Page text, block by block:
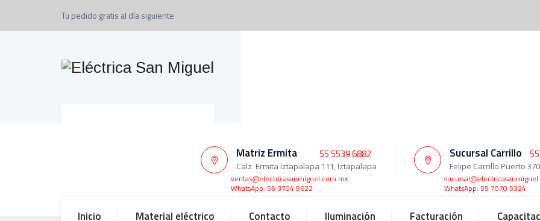
Tu pedido gratis al día siguiente
55 5539 6882
Matriz Ermita
Calz. Ermita Iztapalapa 111, Iztapalapa
ventas@electricasanmiguel.com.mx
WhatsApp: 55 3704 9622
Sucursal Carrillo
Felipe Carrillo Puerto
WhatsApp: 55 7070 5324
Inicio Material eléctrico Contacto Iluminación Facturación